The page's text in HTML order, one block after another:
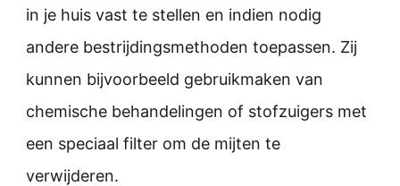
in je huis vast te stellen en indien nodig
andere bestrijdingsmethoden toepassen. Zij
kunnen bijvoorbeeld gebruikmaken van
chemische behandelingen of stofzuigers met
een speciaal filter om de mijten te
verwijderen.